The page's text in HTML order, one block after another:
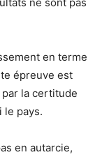
en terme
épreuve est
la certitude
le pays.
en autarcie,